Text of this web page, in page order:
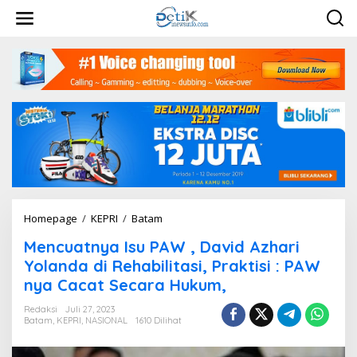
Homepage / KEPRI / Batam
n
c
u
a
n
a
Mencuatnya Isu PAW , David Azhari
Yolanda di Rehabilitasi, Praktisi : PAW
nya Cacat Secara Hukum,
Redaksi
Juli 27, 2023
Batam, KEPRI, NASIONAL 1610 Dilihat